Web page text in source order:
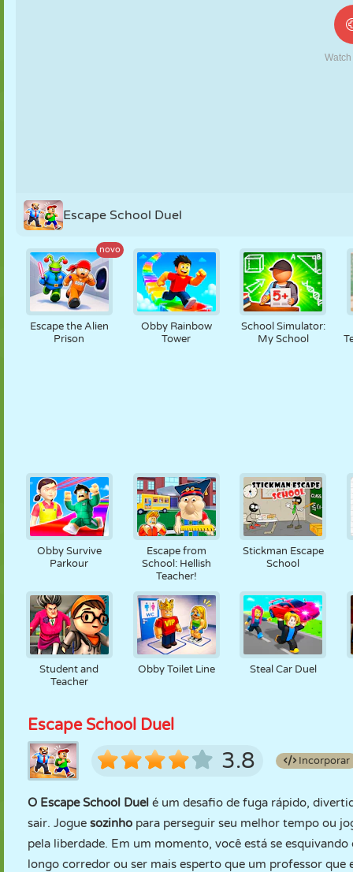
VELHA
Escape School Duel
novo
Escape the Alien
Prison
Obby Rainbow
Tower
School Simulator:
My School
Obby Survive
Parkour
Escape from
School: Hellish
Teacher!
Stickman Escape
School
Student and
Teacher
Obby Toilet Line Steal Car Duel
Escape School Duel
3.8 Incorporar
O Escape School Duel é um desafio de fuga rápido,
sair. Jogue sozinho para perseguir seu melhor tempo ou
pela liberdade. Em um momento, você está se
longo corredor ou ser mais esperto que um professor que